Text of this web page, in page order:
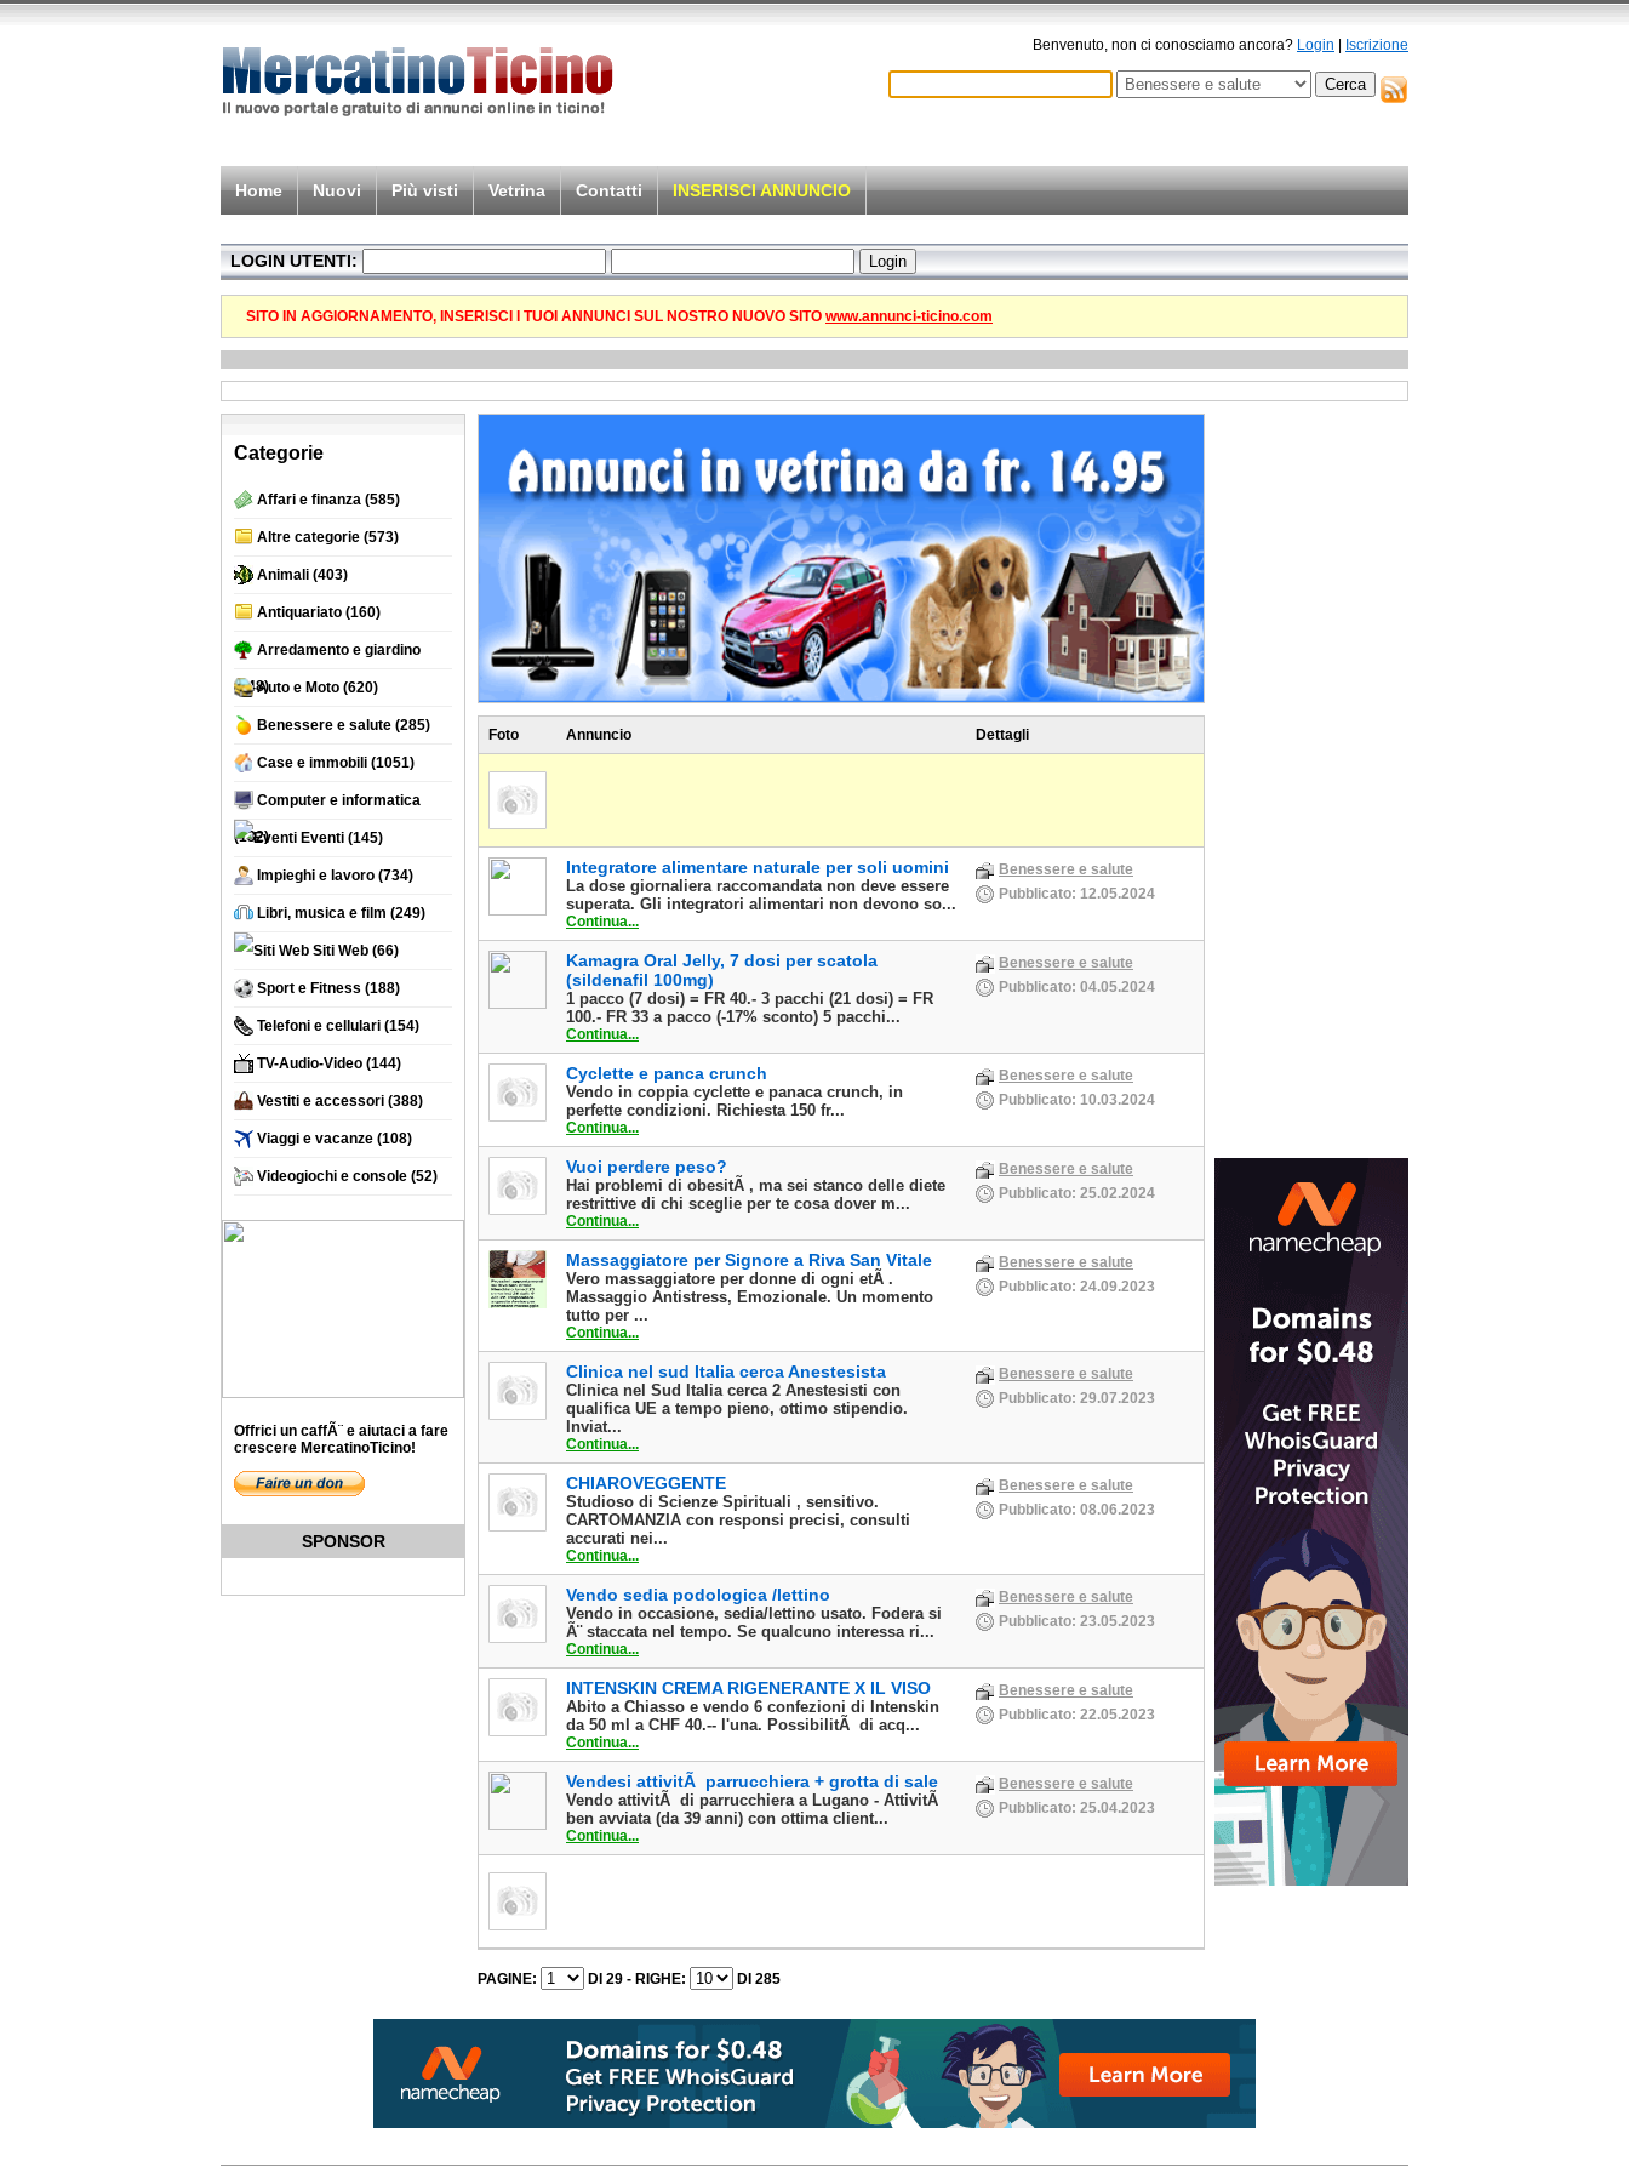
Benvenuto, non ci conosciamo ancora? Login Iscrizione
Home Nuovi Più visti Vetrina Contatti INSERISCI ANNUNCIO
LOGIN UTENTI:
SITO IN AGGIORNAMENTO, INSERISCI I TUOI ANNUNCI SUL NOSTRO NUOVO SITO www.annunci-ticino.com
Categorie
Affari e finanza (585)
Altre categorie (573)
Animali (403)
Antiquariato (160)
Arredamento e giardino
(748)Auto e Moto (620)
Benessere e salute (285)
Case e immobili (1051)
Computer e informatica
(132) Eventi (145)
Impieghi e lavoro (734)
Libri, musica e film (249)
Siti Web (66)
Sport e Fitness (188)
Telefoni e cellulari (154)
TV-Audio-Video (144)
Vestiti e accessori (388)
Viaggi e vacanze (108)
Videogiochi e console (52)
Offrici un caffÃ¨ e aiutaci a fare
crescere MercatinoTicino!
SPONSOR
Foto Annuncio Dettagli
Integratore alimentare naturale per soli uomini
La dose giornaliera raccomandata non deve essere
superata. Gli integratori alimentari non devono so...
Continua...
Benessere e salute
Pubblicato: 12.05.2024
Kamagra Oral Jelly, 7 dosi per scatola
(sildenafil 100mg)
1 pacco (7 dosi) = FR 40.- 3 pacchi (21 dosi) = FR
100.- FR 33 a pacco (-17% sconto) 5 pacchi...
Continua...
Benessere e salute
Pubblicato: 04.05.2024
Cyclette e panca crunch
Vendo in coppia cyclette e panaca crunch, in
perfette condizioni. Richiesta 150 fr...
Continua...
Benessere e salute
Pubblicato: 10.03.2024
Vuoi perdere peso?
Hai problemi di obesitÃ , ma sei stanco delle diete
restrittive di chi sceglie per te cosa dover m...
Continua...
Benessere e salute
Pubblicato: 25.02.2024
Massaggiatore per Signore a Riva San Vitale
Vero massaggiatore per donne di ogni etÃ .
Massaggio Antistress, Emozionale. Un momento
tutto per ...
Continua...
Benessere e salute
Pubblicato: 24.09.2023
Clinica nel sud Italia cerca Anestesista
Clinica nel Sud Italia cerca 2 Anestesisti con
qualifica UE a tempo pieno, ottimo stipendio.
Inviat...
Continua...
Benessere e salute
Pubblicato: 29.07.2023
CHIAROVEGGENTE
Studioso di Scienze Spirituali , sensitivo.
CARTOMANZIA con responsi precisi, consulti
accurati nei...
Continua...
Benessere e salute
Pubblicato: 08.06.2023
Vendo sedia podologica /lettino
Vendo in occasione, sedia/lettino usato. Fodera si
Ã¨ staccata nel tempo. Se qualcuno interessa ri...
Continua...
Benessere e salute
Pubblicato: 23.05.2023
INTENSKIN CREMA RIGENERANTE X IL VISO
Abito a Chiasso e vendo 6 confezioni di Intenskin
da 50 ml a CHF 40.-- l'una. PossibilitÃ di acq...
Continua...
Benessere e salute
Pubblicato: 22.05.2023
Vendesi attivitÃ parrucchiera + grotta di sale
Vendo attivitÃ di parrucchiera a Lugano - AttivitÃ
ben avviata (da 39 anni) con ottima client...
Continua...
Benessere e salute
Pubblicato: 25.04.2023
PAGINE: DI 29 - RIGHE: DI 285